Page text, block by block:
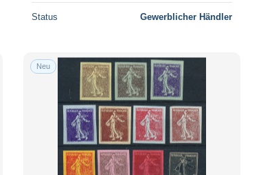
Status Gewerblicher Händler
Neu